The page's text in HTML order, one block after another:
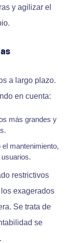
y agilizar el
a largo plazo.
en cuenta:
más grandes y
mantenimiento,
restrictivos
exagerados
Se trata de
se